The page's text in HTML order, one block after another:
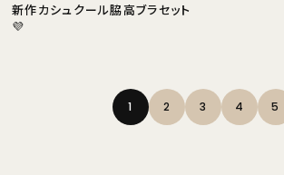
新作カシュクール脇高ブラセット
💜
1 2 3 4 5